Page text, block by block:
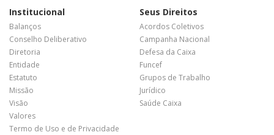
Institucional
Balanços
Conselho Deliberativo
Diretoria
Entidade
Estatuto
Missão
Visão
Valores
Termo de Uso e de Privacidade
Seus Direitos
Acordos Coletivos
Campanha Nacional
Defesa da Caixa
Funcef
Grupos de Trabalho
Jurídico
Saúde Caixa